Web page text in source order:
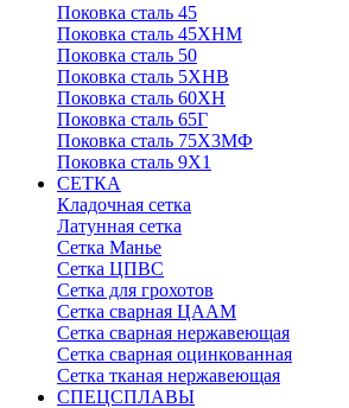
Поковка сталь 45
Поковка сталь 45ХНМ
Поковка сталь 50
Поковка сталь 5ХНВ
Поковка сталь 60ХН
Поковка сталь 65Г
Поковка сталь 75Х3МФ
Поковка сталь 9Х1
СЕТКА
Кладочная сетка
Латунная сетка
Сетка Манье
Сетка ЦПВС
Сетка для грохотов
Сетка сварная ЦААМ
Сетка сварная нержавеющая
Сетка сварная оцинкованная
Сетка тканая нержавеющая
СПЕЦСПЛАВЫ